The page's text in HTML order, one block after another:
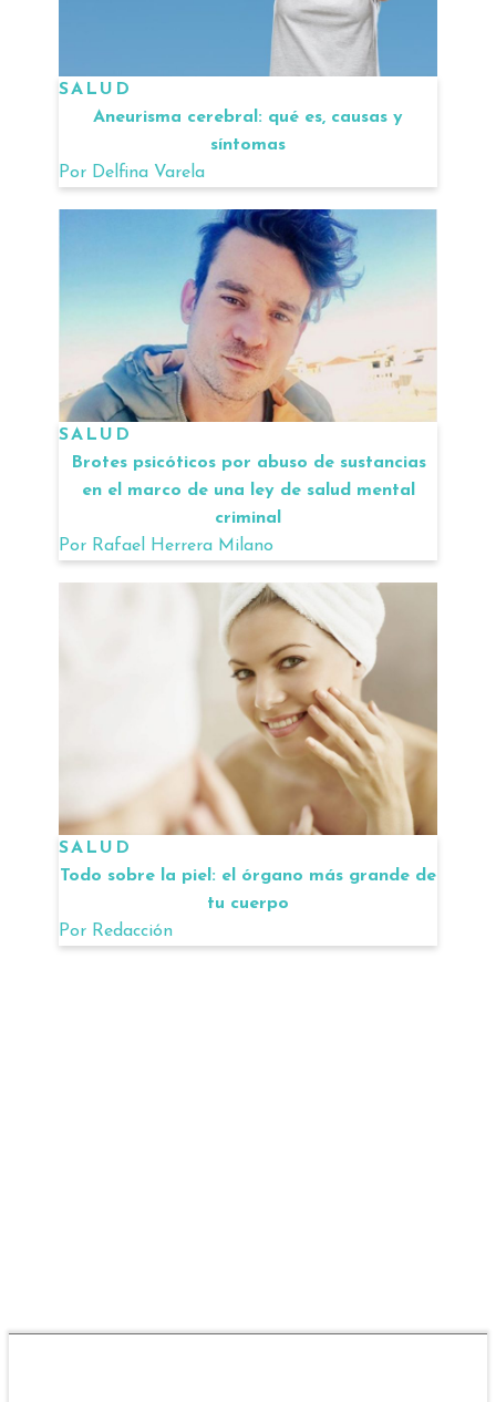
SALUD
Aneurisma cerebral: qué es, causas y
síntomas
Por Delfina Varela
SALUD
Brotes psicóticos por abuso de sustancias
en el marco de una ley de salud mental
criminal
Por Rafael Herrera Milano
SALUD
Todo sobre la piel: el órgano más grande de
tu cuerpo
Por Redacción